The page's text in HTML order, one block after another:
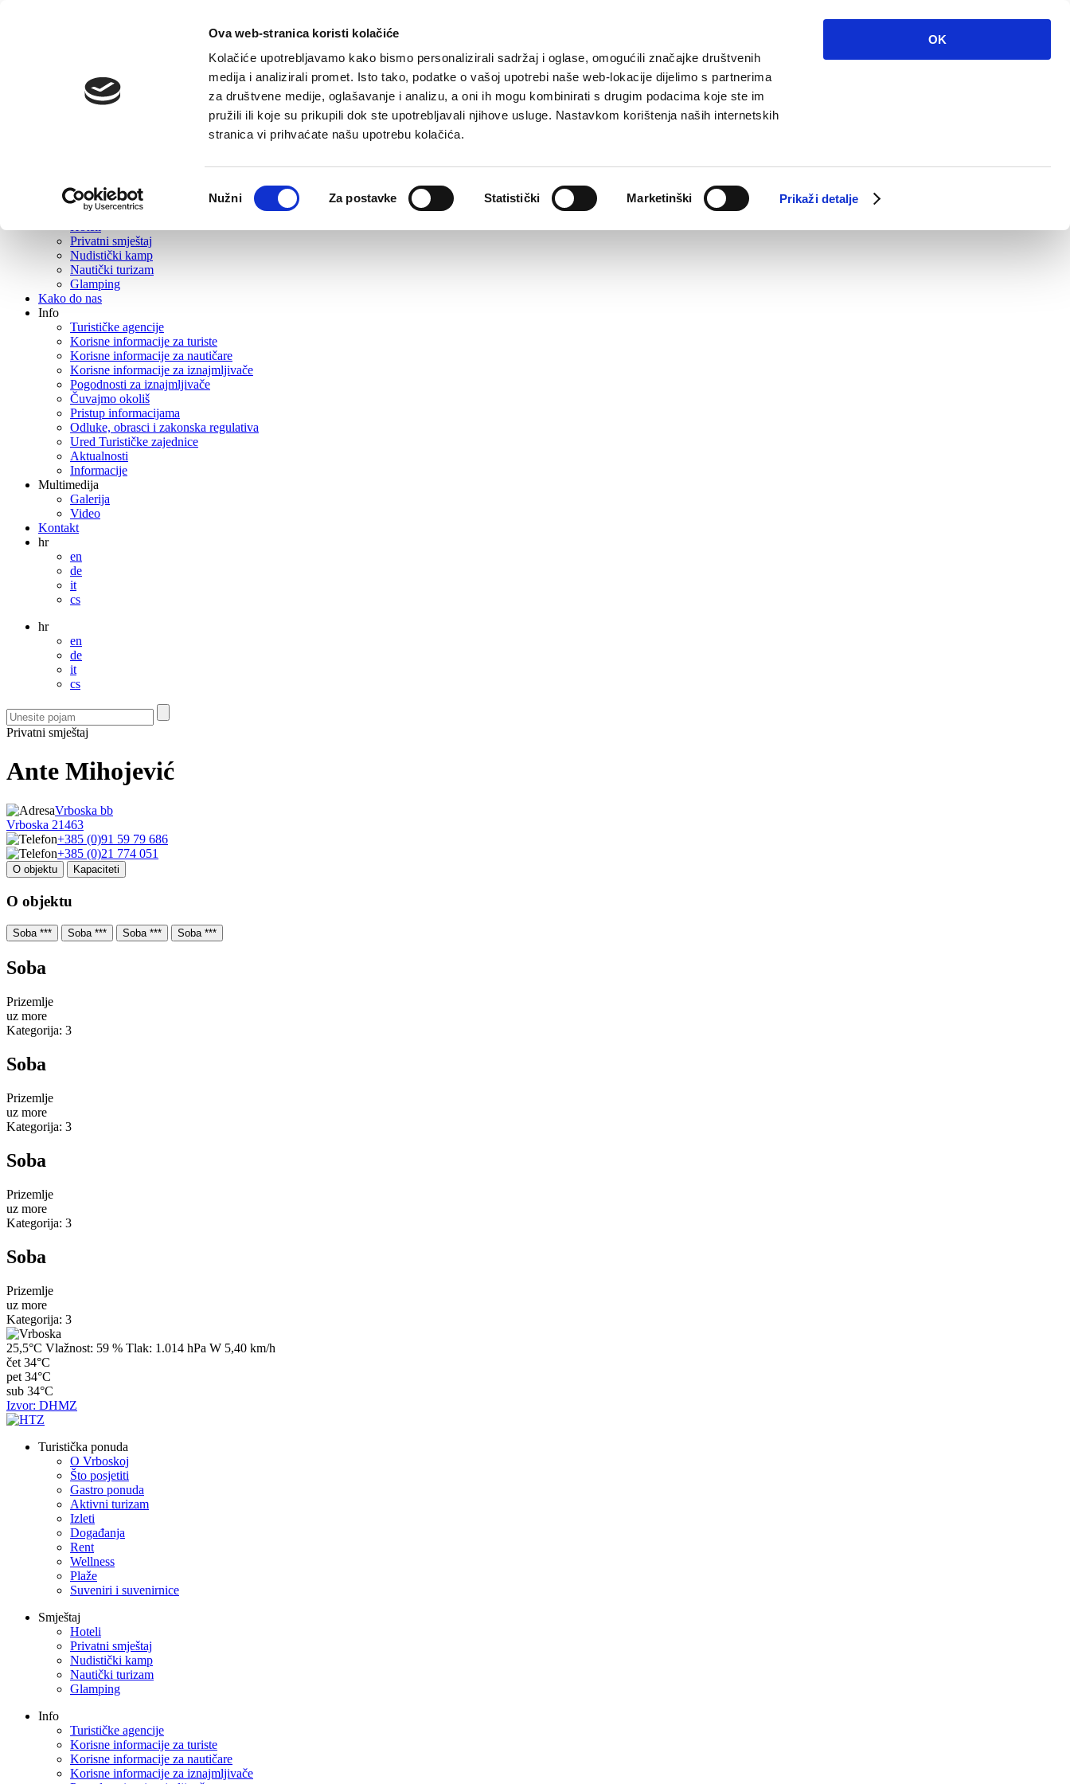
Ova web-stranica koristi kolačiće
Kolačiće upotrebljavamo kako bismo personalizirali sadržaj i oglase, omogućili značajke društvenih
medija i analizirali promet. Isto tako, podatke o vašoj upotrebi naše web-lokacije dijelimo s partnerima
za društvene medije, oglašavanje i analizu, a oni ih mogu kombinirati s drugim podacima koje ste im
pružili ili koje su prikupili dok ste upotrebljavali njihove usluge. Nastavkom korištenja naših internetskih
stranica vi prihvaćate našu upotrebu kolačića.
pristanka
Nužni Za postavke Statistički Marketinški Prikaži detalje
OK
Što posjetiti
Gastro ponuda
Suveniri i suvenirnice
Privatni smještaj
Nudistički kamp
Nautički turizam
Glamping
Kako do nas
Info
Turističke agencije
Korisne informacije za turiste
Korisne informacije za nautičare
Korisne informacije za iznajmljivače
Pogodnosti za iznajmljivače
Čuvajmo okoliš
Pristup informacijama
Odluke, obrasci i zakonska regulativa
Ured Turističke zajednice
Aktualnosti
Informacije
Multimedija
Galerija
Video
Kontakt
hr
en
de
it
cs
hr
en
de
it
cs
Privatni smještaj
Ante Mihojević
Vrboska bb
Vrboska 21463
+385 (0)91 59 79 686
+385 (0)21 774 051
O objektu Kapaciteti
O objektu
Soba *** Soba *** Soba *** Soba ***
Soba
Prizemlje
uz more
Kategorija: 3
Soba
Prizemlje
uz more
Kategorija: 3
Soba
Prizemlje
uz more
Kategorija: 3
Soba
Prizemlje
uz more
Kategorija: 3
25,5°C Vlažnost: 59 % Tlak: 1.014 hPa W 5,40 km/h
čet 34°C
pet 34°C
sub 34°C
Izvor: DHMZ
Turistička ponuda
O Vrboskoj
Što posjetiti
Gastro ponuda
Aktivni turizam
Izleti
Događanja
Rent
Wellness
Plaže
Suveniri i suvenirnice
Smještaj
Hoteli
Privatni smještaj
Nudistički kamp
Nautički turizam
Glamping
Info
Turističke agencije
Korisne informacije za turiste
Korisne informacije za nautičare
Korisne informacije za iznajmljivače